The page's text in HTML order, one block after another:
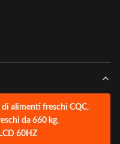
alimenti freschi CQC,
da 660 kg,
60HZ